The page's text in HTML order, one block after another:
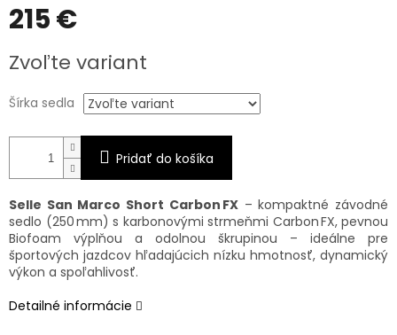
215 €
cena:
Zvoľte variant
Šírka sedla
Pridať do košíka
Selle San Marco Short Carbon FX– kompaktné závodné
sedlo (250 mm) s karbonovými strmeňmi Carbon FX, pevnou
Biofoam výplňou a odolnou škrupinou – ideálne pre
športových jazdcov hľadajúcich nízku hmotnosť, dynamický
výkon a spoľahlivosť.
Detailné informácie